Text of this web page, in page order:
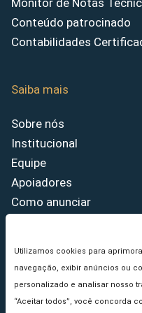
Utilizamos cookies para
navegação, exibir anúncios ou
personalizado e analisar nosso
“Aceitar todos”, você concorda
Monitor de Notas
Conteúdo patrocinado
Contabilidades
Saiba mais
Sobre nós
Institucional
Equipe
Apoiadores
Como anunciar
Princípios Editoriais